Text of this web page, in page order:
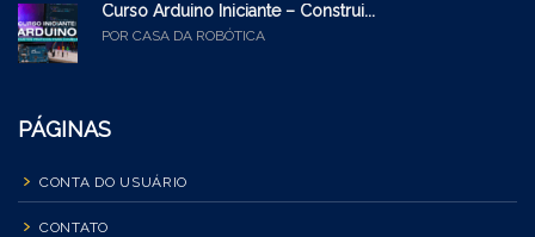
Curso Arduino Iniciante – Construi...
POR CASA DA ROBÓTICA
PÁGINAS
CONTA DO USUÁRIO
CONTATO